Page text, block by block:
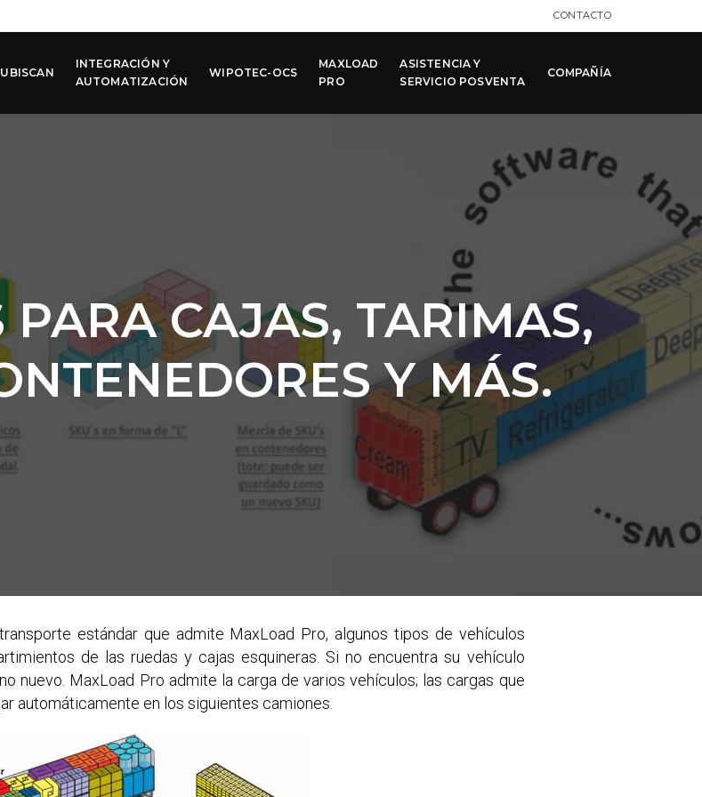
CONTACTO
INTEGRACIÓN Y
AUTOMATIZACIÓN
WIPOTEC-OCS
MAXLOAD
PRO
ASISTENCIA Y
SERVICIO POSVENTA
COMPAÑÍA
PARA CAJAS, TARIMAS,
Y MÁS.
estándar que admite MaxLoad Pro, algunos tipos de vehículos
de las ruedas y cajas esquineras. Si no encuentra su vehículo
nuevo. MaxLoad Pro admite la carga de varios vehículos; las cargas que
automáticamente en los siguientes camiones.